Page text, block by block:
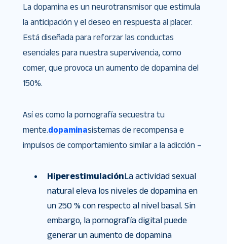
La dopamina es un neurotransmisor que estimula
la anticipación y el deseo en respuesta al placer.
Está diseñada para reforzar las conductas
esenciales para nuestra supervivencia, como
comer, que provoca un aumento de dopamina del
150%.
Así es como la pornografía secuestra tu
mente.dopaminasistemas de recompensa e
impulsos de comportamiento similar a la adicción –
HiperestimulaciónLa actividad sexual
natural eleva los niveles de dopamina en
un 250 % con respecto al nivel basal. Sin
embargo, la pornografía digital puede
generar un aumento de dopamina